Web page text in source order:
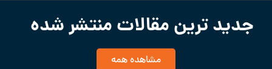
جدید ترین مقالات منتشر شده
مشاهده همه